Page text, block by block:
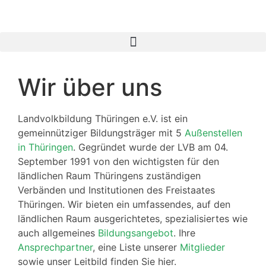
Wir über uns
Landvolkbildung Thüringen e.V. ist ein
gemeinnütziger Bildungsträger mit 5 Außenstellen
in Thüringen. Gegründet wurde der LVB am 04.
September 1991 von den wichtigsten für den
ländlichen Raum Thüringens zuständigen
Verbänden und Institutionen des Freistaates
Thüringen. Wir bieten ein umfassendes, auf den
ländlichen Raum ausgerichtetes, spezialisiertes wie
auch allgemeines Bildungsangebot. Ihre
Ansprechpartner, eine Liste unserer Mitglieder
sowie unser Leitbild finden Sie hier.